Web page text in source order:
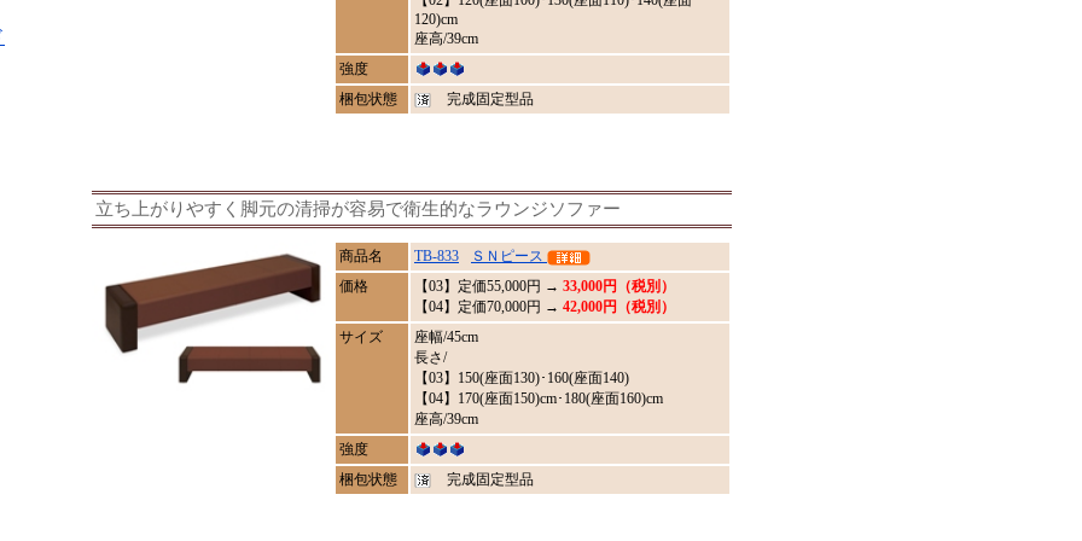
120)cm
座高/39cm
強度
梱包状態
完成固定型品
立ち上がりやすく脚元の清掃が容易で衛生的なラウンジソファー
商品名 TB-833
ＳＮピース
価格
【03】定価55,000円 → 33,000円（税別）
【04】定価70,000円 → 42,000円（税別）
サイズ
座幅/45cm
長さ/
【03】150(座面130)･160(座面140)
【04】170(座面150)cm･180(座面160)cm
座高/39cm
強度
梱包状態
完成固定型品